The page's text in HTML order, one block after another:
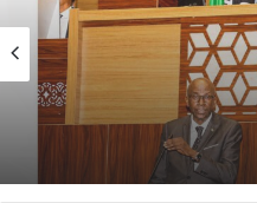
قانون المالية